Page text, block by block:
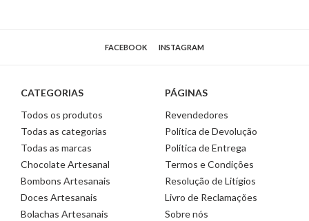
FACEBOOK INSTAGRAM
CATEGORIAS
Todos os produtos
Todas as categorias
Todas as marcas
Chocolate Artesanal
Bombons Artesanais
Doces Artesanais
Bolachas Artesanais
PÁGINAS
Revendedores
Política de Devolução
Política de Entrega
Termos e Condições
Resolução de Litígios
Livro de Reclamações
Sobre nós